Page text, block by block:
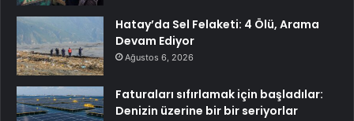
Hatay’da Sel Felaketi: 4 Ölü, Arama
Devam Ediyor
Ağustos 6, 2026
Faturaları sıfırlamak için başladılar:
Denizin üzerine bir bir seriyorlar